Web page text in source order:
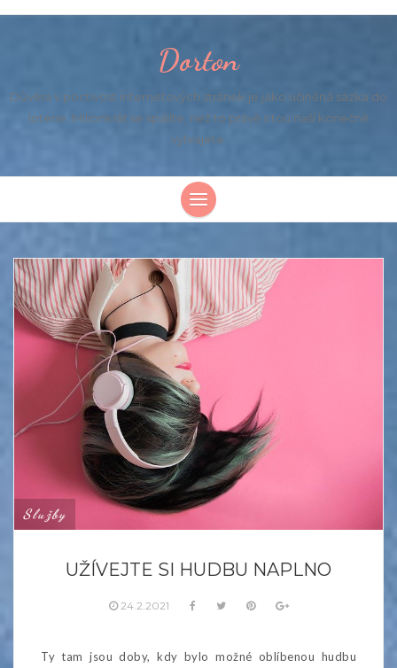
Dorton
Důvěra v poctivost internetových stránek je jako učiněná sázka do
loterie. Milionkrát se spálíte, než to právě s tou naší konečně
vyhrajete.
Služby
UŽÍVEJTE SI HUDBU NAPLNO
24.2.2021
Ty tam jsou doby, kdy bylo možné oblíbenou hudbu